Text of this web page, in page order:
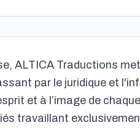
ALTICA Traductions
par le juridique et
et à l’image de
travaillant